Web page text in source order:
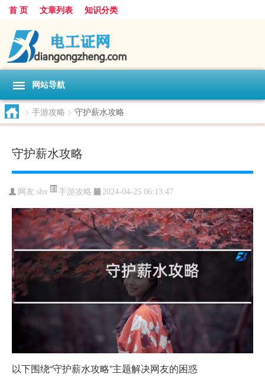
首 页 文章列表 知识分类
网站导航
> 手游攻略 > 守护薪水攻略
守护薪水攻略
网友:shx 手游攻略 2024-04-25 06:13:47
以下围绕“守护薪水攻略”主题解决网友的困惑